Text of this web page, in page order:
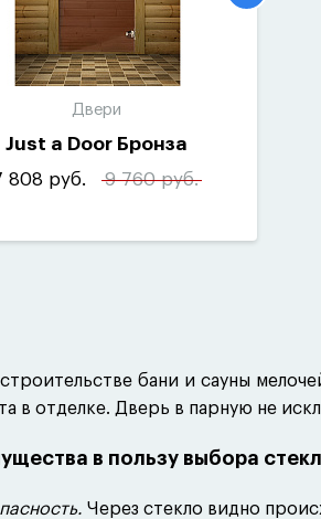
Двери
Just a Door Бронза
808 руб.
9 760 руб.
бани и сауны
в отделке. Дверь в парную не
в пользу выбора
Через стекло видно